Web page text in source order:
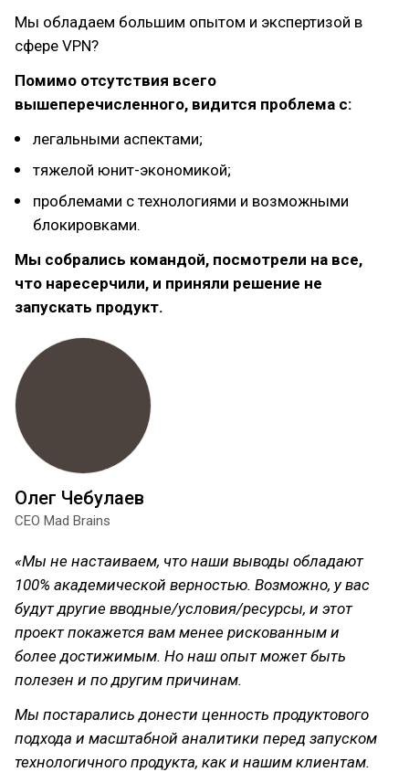
Мы обладаем большим опытом и экспертизой в
сфере VPN?
Помимо отсутствия всего
вышеперечисленного, видится проблема с:
легальными аспектами;
тяжелой юнит-экономикой;
проблемами с технологиями и возможными
блокировками.
Мы собрались командой, посмотрели на все,
что наресерчили, и приняли решение не
запускать продукт.
Олег Чебулаев
CEO Mad Brains
«Мы не настаиваем, что наши выводы обладают
100% академической верностью. Возможно, у вас
будут другие вводные/условия/ресурсы, и этот
проект покажется вам менее рискованным и
более достижимым. Но наш опыт может быть
полезен и по другим причинам.
Мы постарались донести ценность продуктового
подхода и масштабной аналитики перед запуском
технологичного продукта, как и нашим клиентам.